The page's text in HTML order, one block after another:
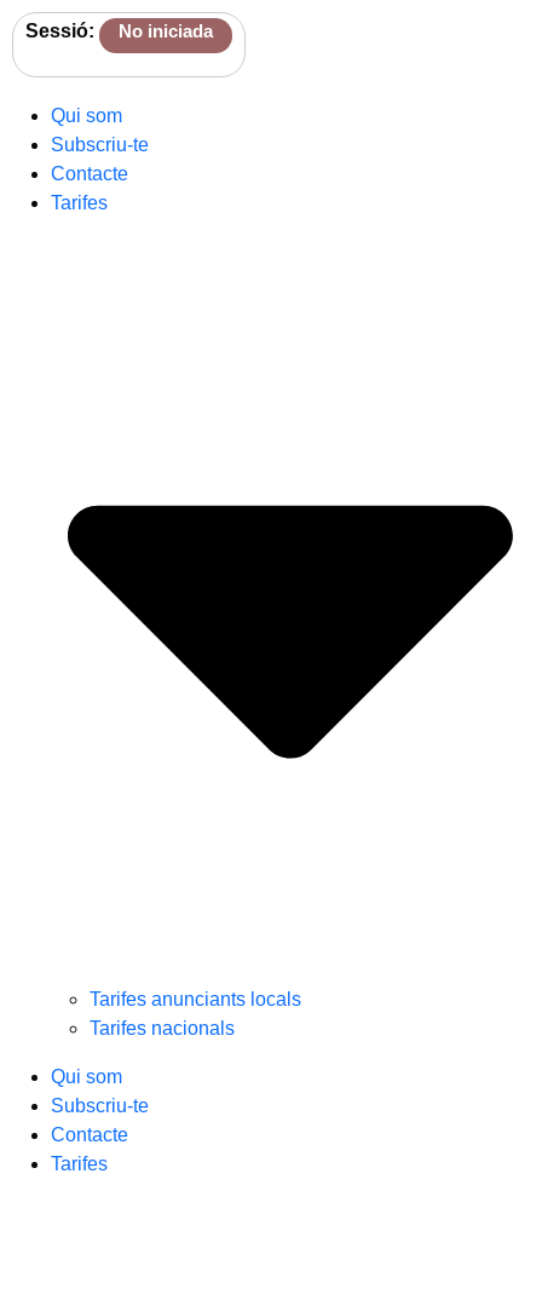
Sessió: No iniciada
Qui som
Subscriu-te
Contacte
Tarifes
Tarifes anunciants locals
Tarifes nacionals
Qui som
Subscriu-te
Contacte
Tarifes